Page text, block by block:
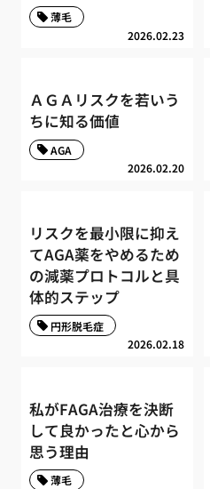
2026.02.23
薄毛
ＡＧＡリスクを若いう
ちに知る価値
2026.02.20
AGA
リスクを最小限に抑え
てAGA薬をやめるため
の減薬プロトコルと具
体的ステップ
2026.02.18
円形脱毛症
私がFAGA治療を決断
して良かったと心から
思う理由
薄毛